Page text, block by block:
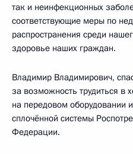
так и неинфекционных
соответствующие меры по
распространения среди
здоровье наших граждан.
Владимир Владимирович,
за возможность трудиться в
на передовом оборудовании
сплочённой системы
Федерации.